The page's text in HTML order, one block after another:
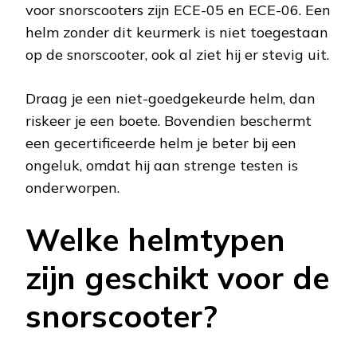
voor snorscooters zijn ECE-05 en ECE-06. Een
helm zonder dit keurmerk is niet toegestaan
op de snorscooter, ook al ziet hij er stevig uit.
Draag je een niet-goedgekeurde helm, dan
riskeer je een boete. Bovendien beschermt
een gecertificeerde helm je beter bij een
ongeluk, omdat hij aan strenge testen is
onderworpen.
Welke helmtypen
zijn geschikt voor de
snorscooter?